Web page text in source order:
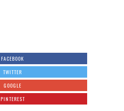
FACEBOOK
TWITTER
GOOGLE
PINTEREST